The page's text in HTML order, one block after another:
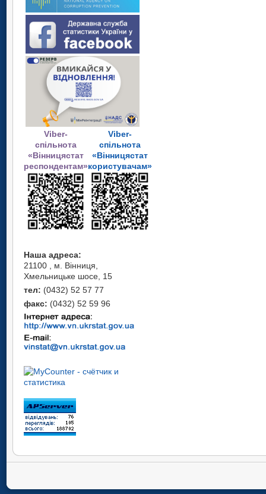
Viber-
спільнота
«Вінницястат
респондентам»
Viber-
спільнота
«Вінницястат
користувачам»
Наша адреса:
21100 , м. Вінниця,
Хмельницьке шосе, 15
тел: (0432) 52 57 77
факс: (0432) 52 59 96